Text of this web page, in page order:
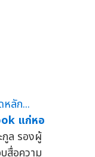
แก่หอ
ล รองผู้
สื่อความ